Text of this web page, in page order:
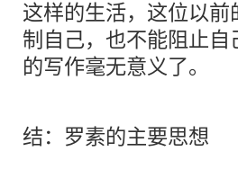
这样的生活，这位以
制自己，也不能阻止
的写作毫无意义了。
结：罗素的主要思想